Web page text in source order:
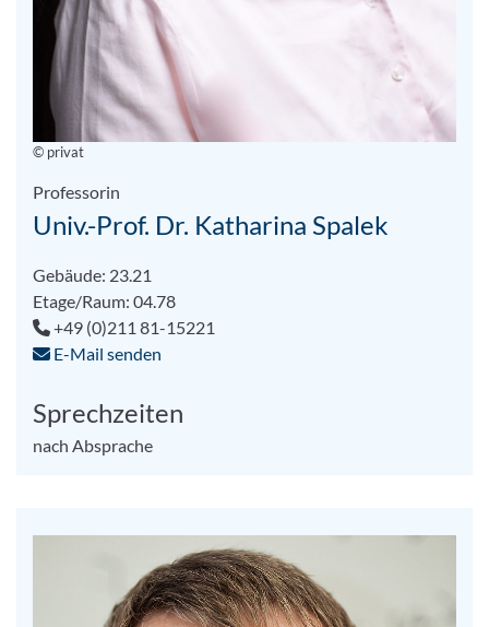
© privat
Professorin
Univ.-Prof. Dr. Katharina Spalek
Gebäude: 23.21
Etage/Raum: 04.78
+49 (0)211 81-15221
E-Mail senden
Sprechzeiten
nach Absprache